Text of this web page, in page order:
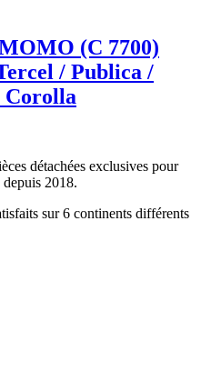
(C 7700)
/ Publica /
Corolla
détachées exclusives pour
2018.
sur 6 continents différents